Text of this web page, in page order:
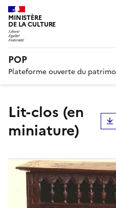
MINISTÈRE
DE LA CULTURE
POP
Plateforme ouverte du
lit-clos (en
miniature)